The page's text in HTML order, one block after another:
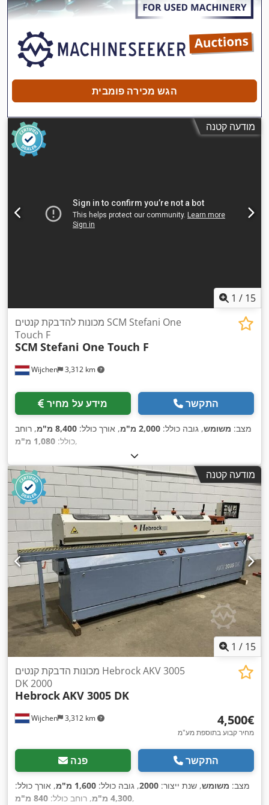
הגש מכירה פומבית
מודעה קטנה
1 / 15
Wijchen 3,312 km
מכונות להדבקת קנטים SCM Stefani One
Touch F
SCM Stefani One Touch F
מידע על מחיר התקשר
מצב: משומש, גובה כולל: 2,000 מ"מ , אורך כולל: 8,400 מ"מ
, רוחב
כולל: 1,080 מ"מ ,
מודעה קטנה
1 / 15
Wijchen 3,312 km
מכונות הדבקת קנטים Hebrock AKV 3005
DK 2000
HebrockAKV 3005 DK
‏4,500 ‏€
מחיר קבוע בתוספת מע"מ
פנה התקשר
מצב: משומש, שנת ייצור: 2000, גובה כולל: 1,600 מ"מ
, אורך כולל:
4,300 מ"מ
, רוחב כולל: 840 מ"מ ,